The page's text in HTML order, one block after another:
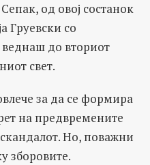
од овој состанок
Груевски сo
до вториот
свет.
за да се формира
на предвремените
Но, поважни
зборовите.